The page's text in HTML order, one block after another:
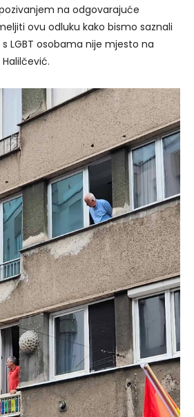
na odgovarajuće
ovu odluku kako bismo saznali
LGBT osobama nije mjesto na